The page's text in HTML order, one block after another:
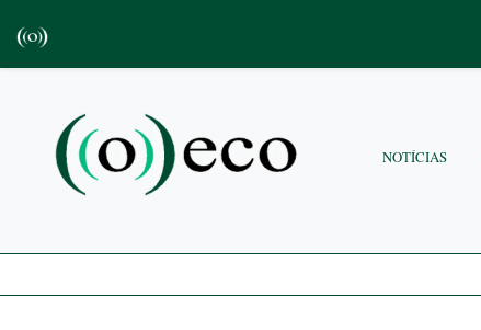
NOTÍCIAS